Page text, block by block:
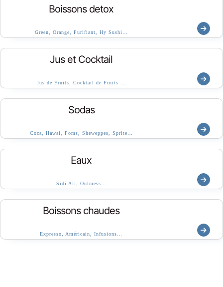
Boissons detox
Green, Orange, Purifiant, Hy Sushi…
Jus et Cocktail
Jus de Fruits, Cocktail de Fruits …
Sodas
Coca, Hawai, Poms, Sheweppes, Sprite…
Eaux
Sidi Ali, Oulmess…
Boissons chaudes
Expresso, Américain, Infusions…